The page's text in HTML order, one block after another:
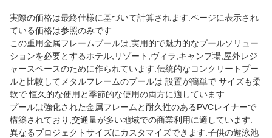
実際の価格は最終仕様に基づいて計算されます.ページに表示され
ている価格は参照のみです.
この重用金属フレームプールは,実用的で魅力的なプールソリュー
ションを必要とするホテル,リゾート,ヴィラ,キャンプ場,屋外レジ
ャースペースのために作られています.伝統的なコンクリートプー
ルと比較してメタルフレームのプールは 設置が簡単で サイズも柔
軟で 恒久的な使用と季節的な使用の両方に適しています
プールは強化された金属フレームと耐久性のあるPVCレイナーで
構築されており,交通量が多い地域での商業利用に適しています.
異なるプロジェクトサイズにカスタマイズできます.子供の遊泳池